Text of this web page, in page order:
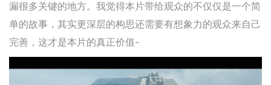
漏很多关键的地方。我觉得本片带给观众的不仅仅是一个简
单的故事，其实更深层的构思还需要有想象力的观众来自己
完善，这才是本片的真正价值~